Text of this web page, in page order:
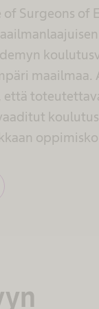
of Surgeons of
että